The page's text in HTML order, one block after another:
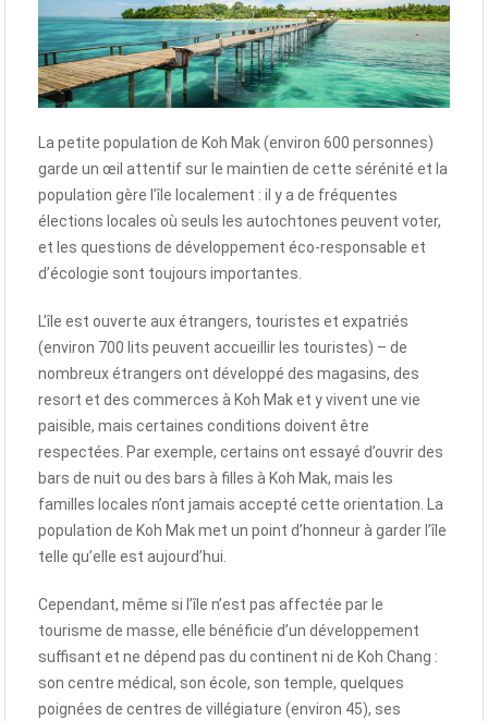
La petite population de Koh Mak (environ 600 personnes)
garde un œil attentif sur le maintien de cette sérénité et la
population gère l’île localement : il y a de fréquentes
élections locales où seuls les autochtones peuvent voter,
et les questions de développement éco-responsable et
d’écologie sont toujours importantes.
L’île est ouverte aux étrangers, touristes et expatriés
(environ 700 lits peuvent accueillir les touristes) – de
nombreux étrangers ont développé des magasins, des
resort et des commerces à Koh Mak et y vivent une vie
paisible, mais certaines conditions doivent être
respectées. Par exemple, certains ont essayé d’ouvrir des
bars de nuit ou des bars à filles à Koh Mak, mais les
familles locales n’ont jamais accepté cette orientation. La
population de Koh Mak met un point d’honneur à garder l’île
telle qu’elle est aujourd’hui.
Cependant, même si l’île n’est pas affectée par le
tourisme de masse, elle bénéficie d’un développement
suffisant et ne dépend pas du continent ni de Koh Chang :
son centre médical, son école, son temple, quelques
poignées de centres de villégiature (environ 45), ses